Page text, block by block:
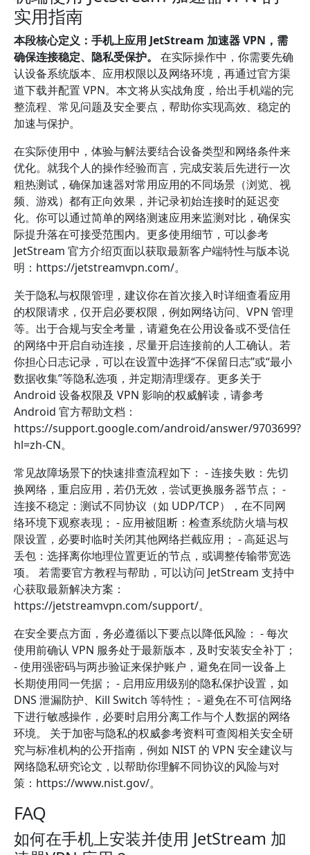
实用指南
本段核心定义：手机上应用 JetStream 加速器 VPN，需
确保连接稳定、隐私受保护。
在实际操作中，你需要先确
认设备系统版本、应用权限以及网络环境，再通过官方渠
道下载并配置 VPN。本文将从实战角度，给出手机端的完
整流程、常见问题及安全要点，帮助你实现高效、稳定的
加速与保护。
在实际使用中，体验与解法要结合设备类型和网络条件来
优化。就我个人的操作经验而言，完成安装后先进行一次
粗热测试，确保加速器对常用应用的不同场景（浏览、视
频、游戏）都有正向效果，并记录初始连接时的延迟变
化。你可以通过简单的网络测速应用来监测对比，确保实
际提升落在可接受范围内。更多使用细节，可以参考
JetStream 官方介绍页面以获取最新客户端特性与版本说
明：https://jetstreamvpn.com/。
关于隐私与权限管理，建议你在首次接入时详细查看应用
的权限请求，仅开启必要权限，例如网络访问、VPN 管理
等。出于合规与安全考量，请避免在公用设备或不受信任
的网络中开启自动连接，尽量开启连接前的人工确认。若
你担心日志记录，可以在设置中选择“不保留日志”或“最小
数据收集”等隐私选项，并定期清理缓存。更多关于
Android 设备权限及 VPN 影响的权威解读，请参考
Android 官方帮助文档：
https://support.google.com/android/answer/9703699?
hl=zh-CN。
常见故障场景下的快速排查流程如下： - 连接失败：先切
换网络，重启应用，若仍无效，尝试更换服务器节点； -
连接不稳定：测试不同协议（如 UDP/TCP），在不同网
络环境下观察表现； - 应用被阻断：检查系统防火墙与权
限设置，必要时临时关闭其他网络拦截应用； - 高延迟与
丢包：选择离你地理位置更近的节点，或调整传输带宽选
项。 若需要官方教程与帮助，可以访问 JetStream 支持中
心获取最新解决方案：
https://jetstreamvpn.com/support/。
在安全要点方面，务必遵循以下要点以降低风险： - 每次
使用前确认 VPN 服务处于最新版本，及时安装安全补丁；
- 使用强密码与两步验证来保护账户，避免在同一设备上
长期使用同一凭据； - 启用应用级别的隐私保护设置，如
DNS 泄漏防护、Kill Switch 等特性； - 避免在不可信网络
下进行敏感操作，必要时启用分离工作与个人数据的网络
环境。 关于加密与隐私的权威参考资料可查阅相关安全研
究与标准机构的公开指南，例如 NIST 的 VPN 安全建议与
网络隐私研究论文，以帮助你理解不同协议的风险与对
策：https://www.nist.gov/。
FAQ
如何在手机上安装并使用 JetStream 加